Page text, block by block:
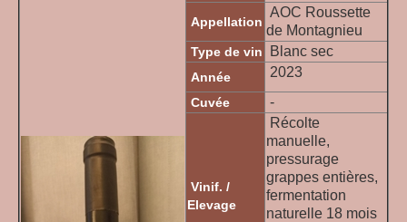
Appellation
AOC Roussette
de Montagnieu
Type de vin Blanc sec
Année 2023
Cuvée -
Vinif. /
Elevage
Récolte
manuelle,
pressurage
grappes entières,
fermentation
naturelle 18 mois